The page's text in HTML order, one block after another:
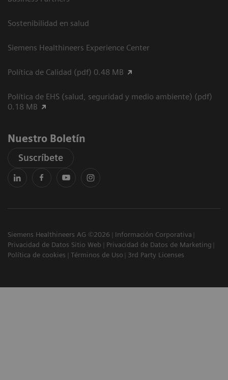
Sostenibilidad en salud
Siemens Healthineers Experience Center
Política de Calidad (pdf) 0.48 MB
Política de EHS (salud, seguridad y medio ambiente) (pdf)
0.18 MB
Nuestro Boletín
Suscríbete
Siemens Healthineers AG ©2026
Información Corporativa
Privacidad de Datos Sitio Web
Privacidad de Datos de Marketing
Política de cookies
Términos de Uso 3rd Party Licenses